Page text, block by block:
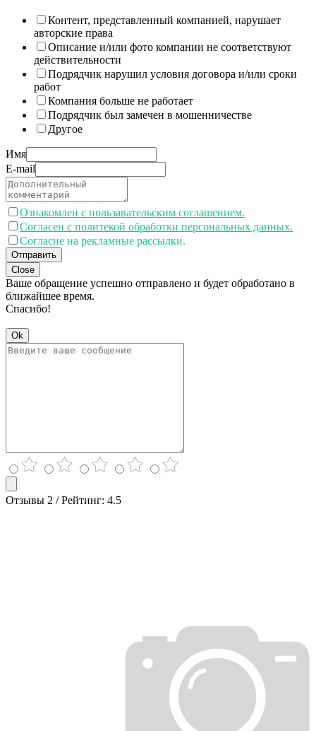
Контент, представленный компанией, нарушает
авторские права
Описание и/или фото компании не соответствуют
действительности
Подрядчик нарушил условия договора и/или сроки
работ
Компания больше не работает
Подрядчик был замечен в мошенничестве
Другое
Имя
E-mail
Ознакомлен с пользавательским соглашением.
Согласен с политекой обработки персональных данных.
Согласие на рекламные рассылки.
Отправить
Close
Ваше обращение успешно отправлено и будет обработано в
ближайшее время.
Спасибо!
Ok
Отзывы 2 / Рейтинг: 4.5